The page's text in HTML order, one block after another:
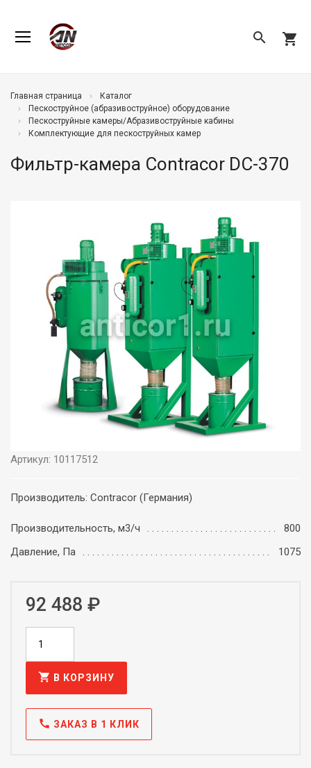
search shopping_cart
Главная страница
Каталог
Пескоструйное (абразивоструйное) оборудование
Пескоструйные камеры/Абразивоструйные кабины
Комплектующие для пескоструйных камер
Фильтр-камера Contracor DC-370
Артикул: 10117512
Производитель: Contracor (Германия)
Производительность, м3/ч
800
Давление, Па
1075
92 488 ₽
shopping_cart В КОРЗИНУ
call ЗАКАЗ В 1 КЛИК